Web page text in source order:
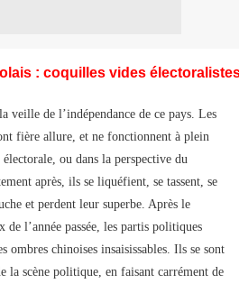
: coquilles vides
veille de l’indépendance de ce pays. Les
fière allure, et ne fonctionnent à plein
ou dans la perspective du
après, ils se liquéfient, se tassent, se
et perdent leur superbe. Après le
l’année passée, les partis politiques
ombres chinoises insaisissables. Ils se sont
la scène politique, en faisant carrément de